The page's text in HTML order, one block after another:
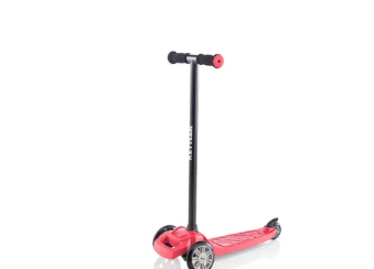
hmotnost 2,5 kg, nosnost 50 kg